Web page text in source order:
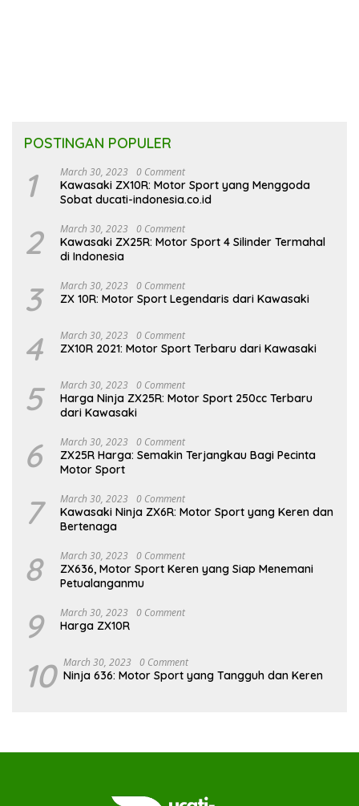
POSTINGAN POPULER
1 March 30, 2023 0 Comment
Kawasaki ZX10R: Motor Sport yang Menggoda
Sobat ducati-indonesia.co.id
2 March 30, 2023 0 Comment
Kawasaki ZX25R: Motor Sport 4 Silinder Termahal
di Indonesia
3 March 30, 2023 0 Comment
ZX 10R: Motor Sport Legendaris dari Kawasaki
4 March 30, 2023 0 Comment
ZX10R 2021: Motor Sport Terbaru dari Kawasaki
5 March 30, 2023 0 Comment
Harga Ninja ZX25R: Motor Sport 250cc Terbaru
dari Kawasaki
6 March 30, 2023 0 Comment
ZX25R Harga: Semakin Terjangkau Bagi Pecinta
Motor Sport
7 March 30, 2023 0 Comment
Kawasaki Ninja ZX6R: Motor Sport yang Keren dan
Bertenaga
8 March 30, 2023 0 Comment
ZX636, Motor Sport Keren yang Siap Menemani
Petualanganmu
9 March 30, 2023 0 Comment
Harga ZX10R
10 March 30, 2023 0 Comment
Ninja 636: Motor Sport yang Tangguh dan Keren